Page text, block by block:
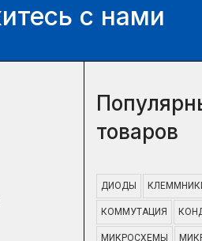
с нами
товаров
ДИОДЫ
КОММУТАЦИЯ
МИКРОСХЕМЫ